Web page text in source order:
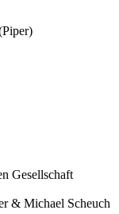
Gesellschaft
& Michael Scheuch